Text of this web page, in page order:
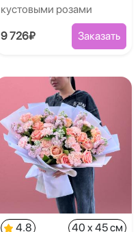
кустовыми розами
9 726₽ Заказать
4.8
40 x 45 см